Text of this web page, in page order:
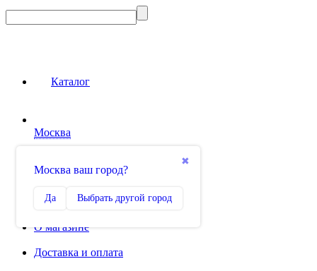
Каталог
Москва
✖
Москва ваш город?
Да Выбрать другой город
0
Избранное
О магазине
Доставка и оплата